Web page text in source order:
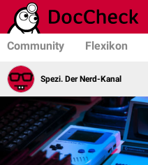
Community Flexikon
Spezi. Der Nerd-Kanal